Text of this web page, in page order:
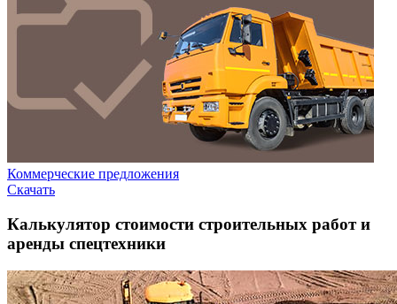
Коммерческие предложения
Скачать
Калькулятор стоимости строительных работ и
аренды спецтехники